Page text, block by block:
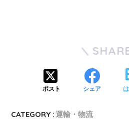
ポスト シェア
CATEGORY :運輸・物流